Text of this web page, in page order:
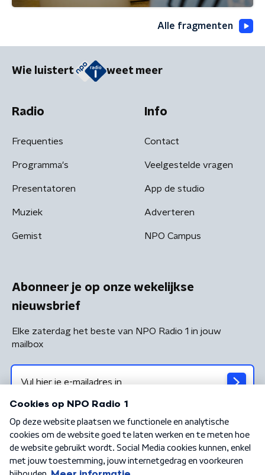
Alle fragmenten
Wie luistert weet meer
Radio
Frequenties
Programma's
Presentatoren
Muziek
Gemist
Info
Contact
Veelgestelde vragen
App de studio
Adverteren
NPO Campus
Abonneer je op onze wekelijkse
nieuwsbrief
Elke zaterdag het beste van NPO Radio 1 in jouw
mailbox
Algemene voorwaarden Privacybeleid